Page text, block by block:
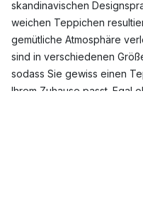
skandinavischen
weichen Teppichen
gemütliche Atmosphäre
sind in verschiedenen
sodass Sie gewiss einen
Ihrem Zuhause passt. Egal